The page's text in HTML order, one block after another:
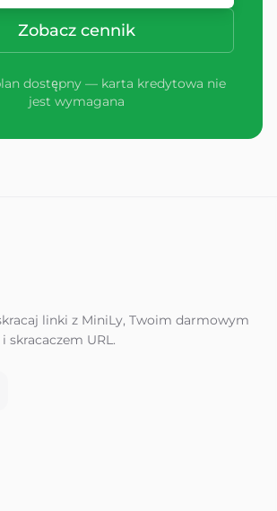
Zobacz cennik
dostępny — karta kredytowa nie
jest wymagana
linki z MiniLy, Twoim darmowym
URL.